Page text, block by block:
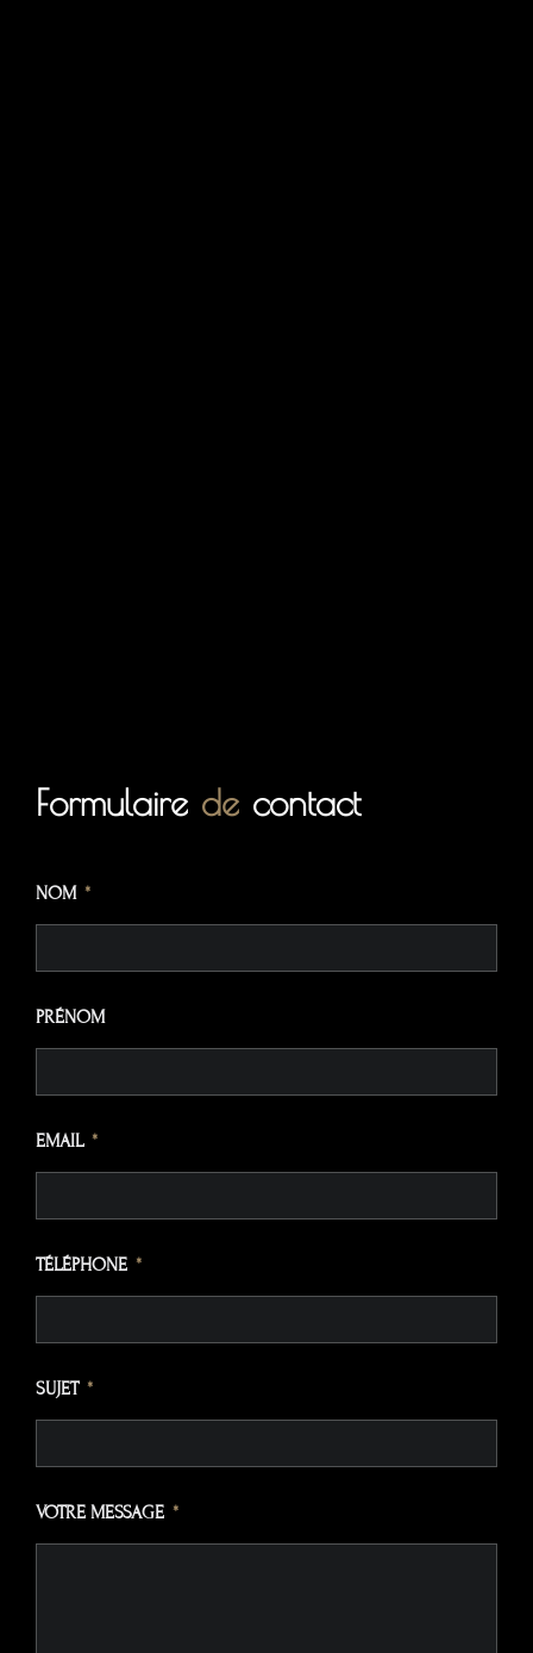
Formulaire de contact
NOM
PRÉNOM
EMAIL
TÉLÉPHONE
SUJET
VOTRE MESSAGE